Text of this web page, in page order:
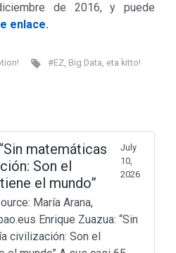
de 2016, y puede
enlace.
#EZ, Big Data, eta kitto!
matemáticas
Son el
el mundo”
July
10,
2026
María Arana,
Enrique Zuazua: “Sin
civilización: Son el